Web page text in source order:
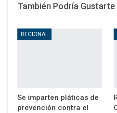
También Podría Gustarte
REGIONAL
Se imparten pláticas de
prevención contra el